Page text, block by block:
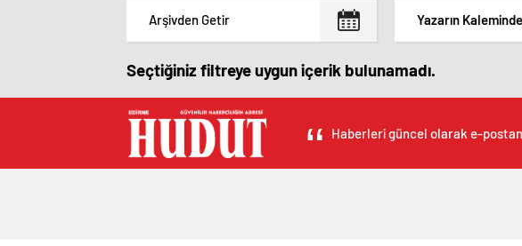
Yazarın
Seçtiğiniz filtreye uygun içerik bulunamadı.
Haberleri güncel olarak e-